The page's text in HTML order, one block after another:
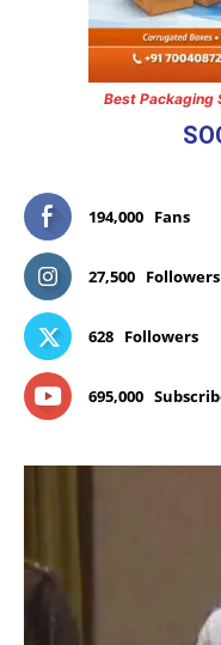
Best Packaging
194,000 Fans
27,500 Followers
628 Followers
695,000